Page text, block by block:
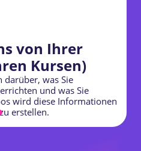
von Ihrer
Kursen)
darüber, was Sie
und was Sie
wird diese Informationen
erstellen.